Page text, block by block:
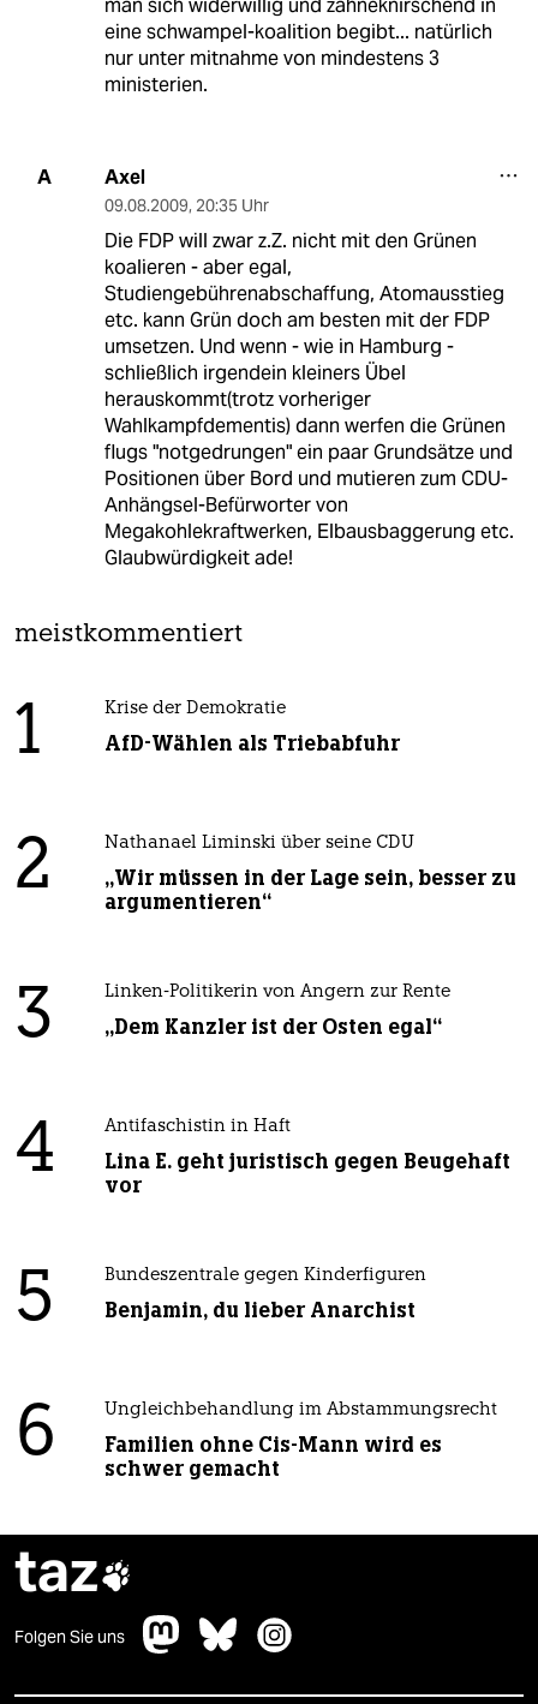
man sich widerwillig und zähneknirschend in
eine schwampel-koalition begibt... natürlich
nur unter mitnahme von mindestens 3
ministerien.
A Axel
09.08.2009, 20:35 Uhr
Die FDP will zwar z.Z. nicht mit den Grünen
koalieren - aber egal,
Studiengebührenabschaffung, Atomausstieg
etc. kann Grün doch am besten mit der FDP
umsetzen. Und wenn - wie in Hamburg -
schließlich irgendein kleiners Übel
herauskommt(trotz vorheriger
Wahlkampfdementis) dann werfen die Grünen
flugs "notgedrungen" ein paar Grundsätze und
Positionen über Bord und mutieren zum CDU-
Anhängsel-Befürworter von
Megakohlekraftwerken, Elbausbaggerung etc.
Glaubwürdigkeit ade!
meistkommentiert
1 Krise der Demokratie
AfD-Wählen als Triebabfuhr
2 Nathanael Liminski über seine CDU
„Wir müssen in der Lage sein, besser zu
argumentieren“
3 Linken-Politikerin von Angern zur Rente
„Dem Kanzler ist der Osten egal“
4 Antifaschistin in Haft
Lina E. geht juristisch gegen Beugehaft
vor
5 Bundeszentrale gegen Kinderfiguren
Benjamin, du lieber Anarchist
6 Ungleichbehandlung im Abstammungsrecht
Familien ohne Cis-Mann wird es
schwer gemacht
taz
Folgen Sie uns